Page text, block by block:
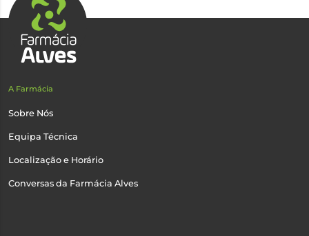
A Farmácia
Sobre Nós
Equipa Técnica
Localização e Horário
Conversas da Farmácia Alves